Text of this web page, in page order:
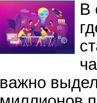
В
важно